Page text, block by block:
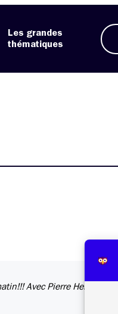
Les grandes
thématiques
Avec Pierre Henri